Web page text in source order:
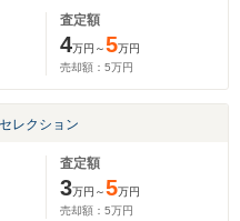
査定額
4万円～5万円
売却額： 5万円
レクション
査定額
3万円～5万円
売却額： 5万円